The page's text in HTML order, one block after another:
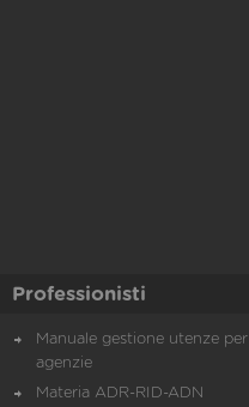
Professionisti
Manuale gestione utenze per
agenzie
Materia ADR-RID-ADN